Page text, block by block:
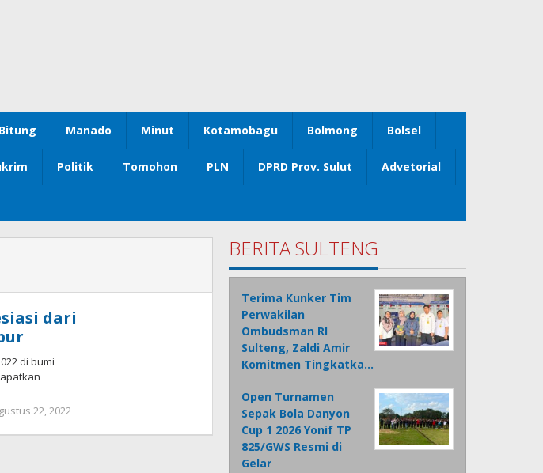
Bitung Manado Minut Kotamobagu Bolmong Bolsel
Politik Tomohon PLN DPRD Prov. Sulut Advetorial
dari
di bumi
22, 2022
BERITA SULTENG
Terima Kunker Tim
Perwakilan
Ombudsman RI
Sulteng, Zaldi Amir
Komitmen Tingkatka…
Open Turnamen
Sepak Bola Danyon
Cup 1 2026 Yonif TP
825/GWS Resmi di
Gelar